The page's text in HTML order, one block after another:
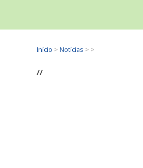
Início > Notícias > >
//